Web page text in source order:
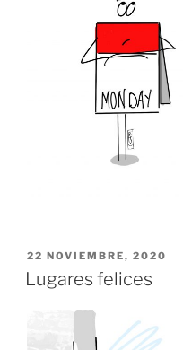
PUBLICADO
EL
22 NOVIEMBRE, 2020
Lugares felices